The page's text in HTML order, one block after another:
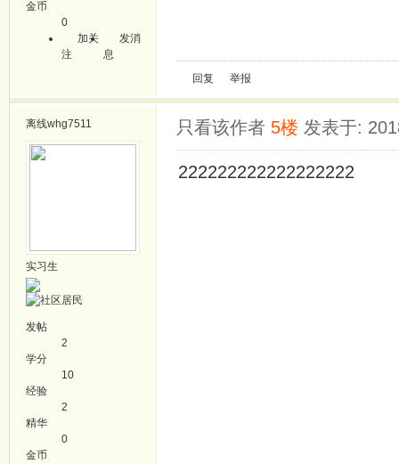
金币
0
加关
注
发消
息
回复
举报
离线whg7511
实习生
发帖
2
学分
10
经验
2
精华
0
金币
只看该作者 5楼 发表于:
222222222222222222